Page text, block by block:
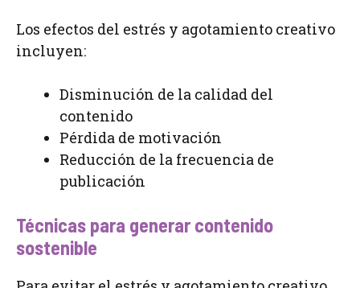
Los efectos del estrés y agotamiento creativo
incluyen:
Disminución de la calidad del
contenido
Pérdida de motivación
Reducción de la frecuencia de
publicación
Técnicas para generar contenido
sostenible